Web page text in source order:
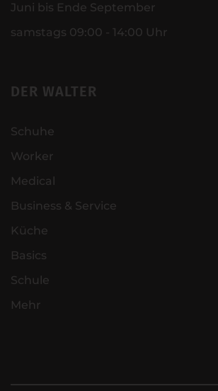
Juni bis Ende September
samstags 09:00 - 14:00 Uhr
DER WALTER
Schuhe
Worker
Medical
Business & Service
Küche
Basics
Schule
Mehr